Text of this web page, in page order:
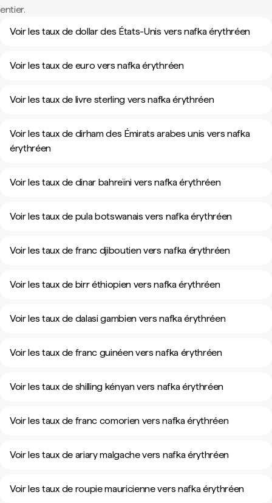
entier.
Voir les taux de dollar des États-Unis vers nafka érythréen
Voir les taux de euro vers nafka érythréen
Voir les taux de livre sterling vers nafka érythréen
Voir les taux de dirham des Émirats arabes unis vers nafka
érythréen
Voir les taux de dinar bahreïni vers nafka érythréen
Voir les taux de pula botswanais vers nafka érythréen
Voir les taux de franc djiboutien vers nafka érythréen
Voir les taux de birr éthiopien vers nafka érythréen
Voir les taux de dalasi gambien vers nafka érythréen
Voir les taux de franc guinéen vers nafka érythréen
Voir les taux de shilling kényan vers nafka érythréen
Voir les taux de franc comorien vers nafka érythréen
Voir les taux de ariary malgache vers nafka érythréen
Voir les taux de roupie mauricienne vers nafka érythréen